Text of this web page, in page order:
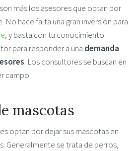
más los asesores que optan por
No hace falta una gran inversión para
, y basta con tu conocimiento
para responder a una demanda
. Los consultores se buscan en
campo.
mascotas
optan por dejar sus mascotas en
Generalmente se trata de perros,